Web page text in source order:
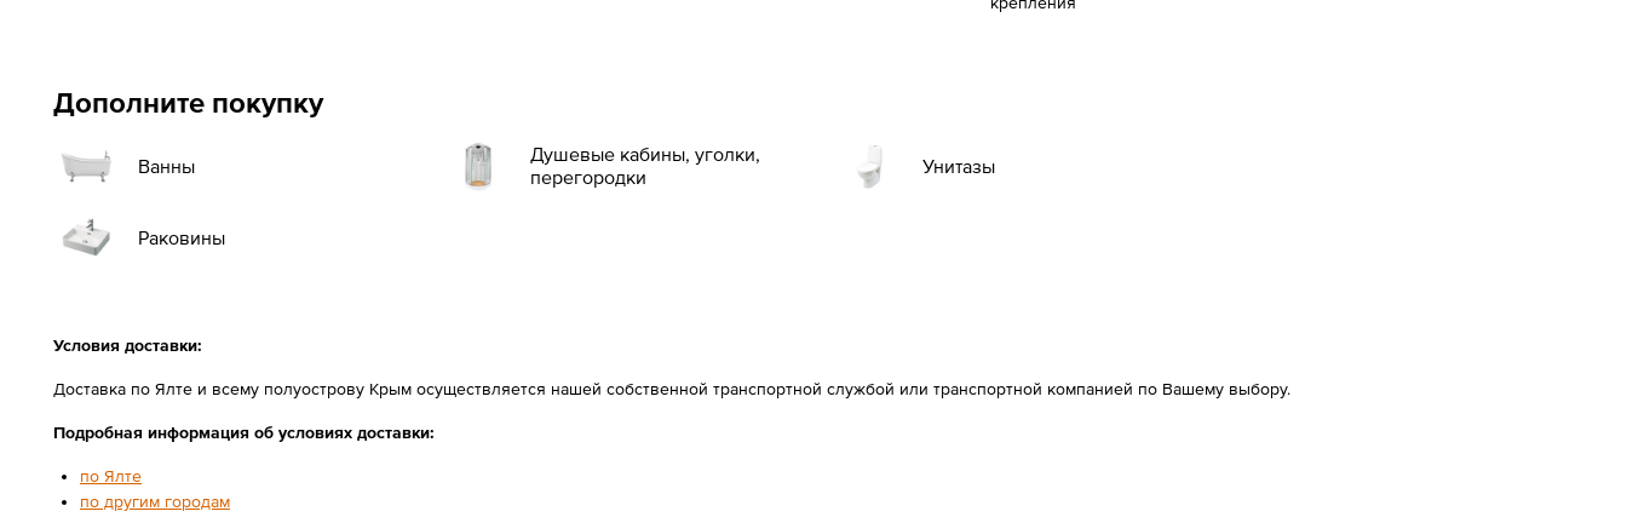
Дополните покупку
Ванны
Душевые кабины, уголки,
перегородки
Унитазы
Раковины
Условия доставки:
Доставка по Ялте и всему полуострову Крым осуществляется нашей собственной транспортной службой или транспортной компанией по Вашему выбору.
Подробная информация об условиях доставки:
по Ялте
по другим городам